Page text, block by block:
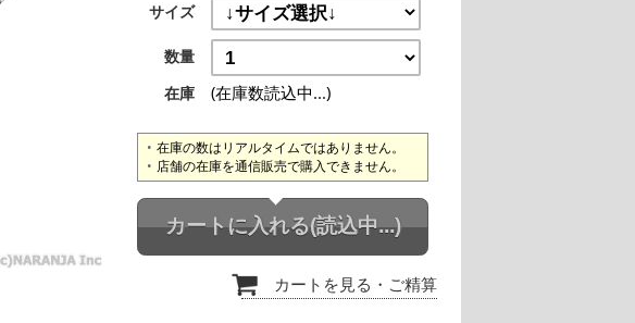
サイズ
数量
在庫
(在庫数読込中...)
在庫の数はリアルタイムではありません。
店舗の在庫を通信販売で購入できません。
カートに入れる(読込中...)
カートを見る ・ご精算